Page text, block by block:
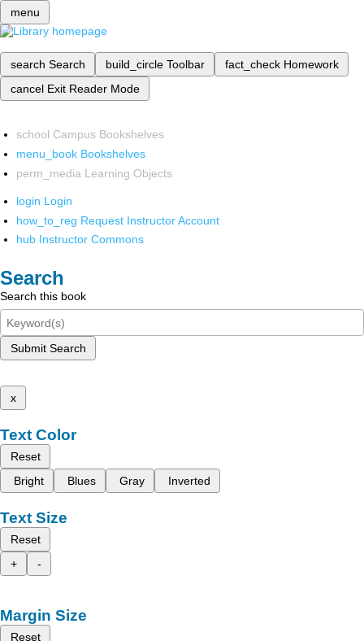
menu
search Search build_circle Toolbar fact_check Homework
cancel Exit Reader Mode
school Campus Bookshelves
menu_book Bookshelves
perm_media Learning Objects
login Login
how_to_reg Request Instructor Account
hub Instructor Commons
Search
Search this book
Submit Search
x
Text Color
Reset
Bright
Blues Gray Inverted
Text Size
Reset
+
-
Margin Size
Reset